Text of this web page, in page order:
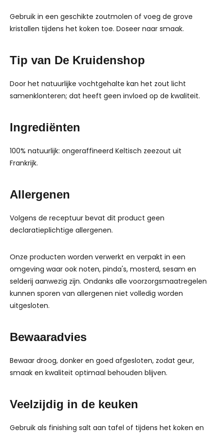
Gebruik in een geschikte zoutmolen of voeg de grove
kristallen tijdens het koken toe. Doseer naar smaak.
Tip van De Kruidenshop
Door het natuurlijke vochtgehalte kan het zout licht
samenklonteren; dat heeft geen invloed op de kwaliteit.
Ingrediënten
100% natuurlijk: ongeraffineerd Keltisch zeezout uit
Frankrijk.
Allergenen
Volgens de receptuur bevat dit product geen
declaratieplichtige allergenen.
Onze producten worden verwerkt en verpakt in een
omgeving waar ook noten, pinda's, mosterd, sesam en
selderij aanwezig zijn. Ondanks alle voorzorgsmaatregelen
kunnen sporen van allergenen niet volledig worden
uitgesloten.
Bewaaradvies
Bewaar droog, donker en goed afgesloten, zodat geur,
smaak en kwaliteit optimaal behouden blijven.
Veelzijdig in de keuken
Gebruik als finishing salt aan tafel of tijdens het koken en